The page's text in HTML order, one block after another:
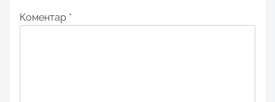
Коментар *